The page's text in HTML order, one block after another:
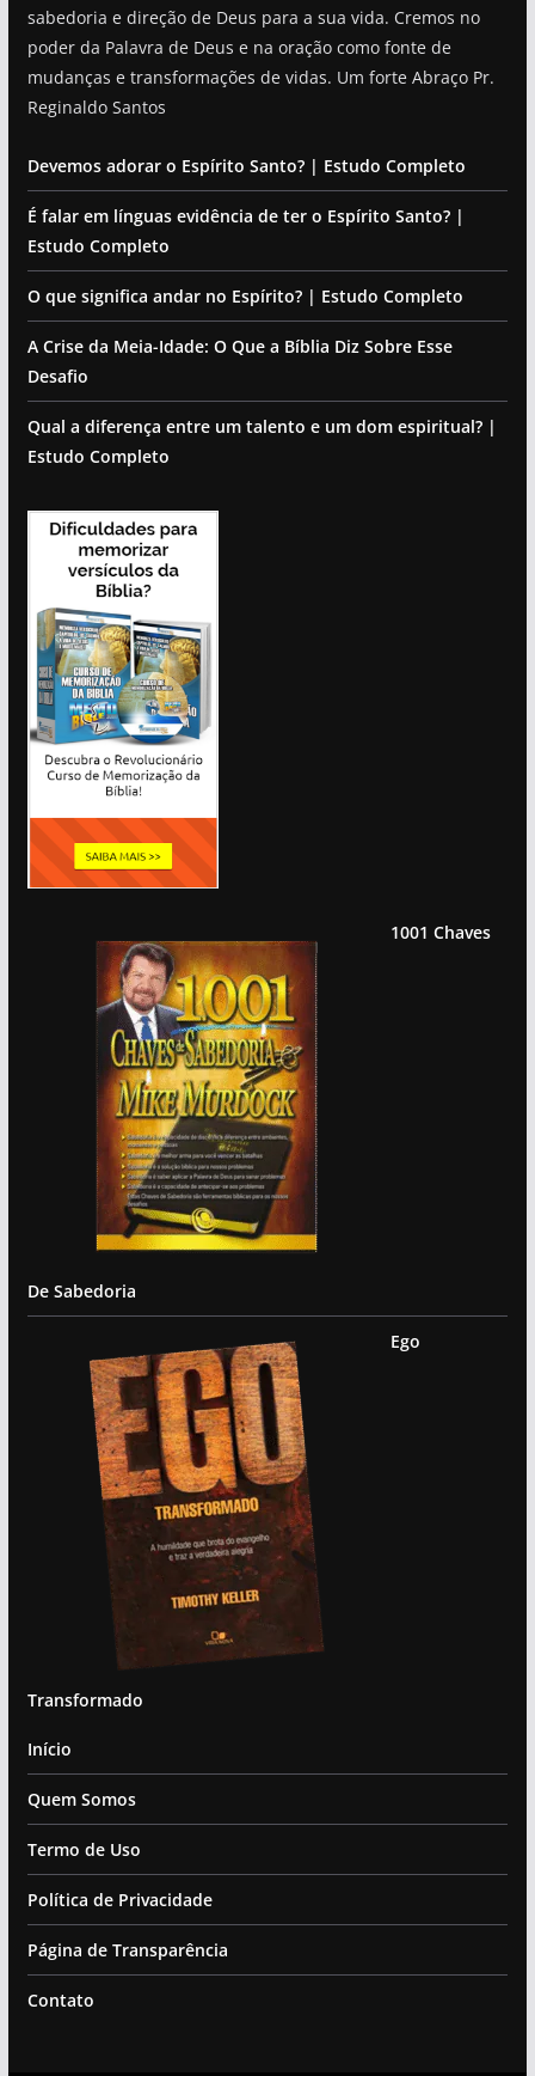
sabedoria e direção de Deus para a sua vida. Cremos no
poder da Palavra de Deus e na oração como fonte de
mudanças e transformações de vidas. Um forte Abraço Pr.
Reginaldo Santos
Devemos adorar o Espírito Santo? | Estudo Completo
É falar em línguas evidência de ter o Espírito Santo? |
Estudo Completo
O que significa andar no Espírito? | Estudo Completo
A Crise da Meia-Idade: O Que a Bíblia Diz Sobre Esse
Desafio
Qual a diferença entre um talento e um dom espiritual? |
Estudo Completo
1001 Chaves
De Sabedoria
Ego
Transformado
Início
Quem Somos
Termo de Uso
Política de Privacidade
Página de Transparência
Contato